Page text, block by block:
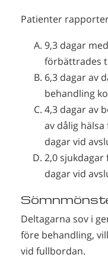
Patienter
9,3 dagar
förbättrades
6,3 dagar av
behandling
4,3 dagar av
av dålig
dagar vid
2,0
dagar vid
Deltagarna sov i
före behandling,
vid fullbordan.